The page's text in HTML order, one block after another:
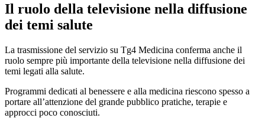
Il ruolo della televisione nella diffusione
dei temi salute
La trasmissione del servizio su Tg4 Medicina conferma anche il
ruolo sempre più importante della televisione nella diffusione dei
temi legati alla salute.
Programmi dedicati al benessere e alla medicina riescono spesso a
portare all’attenzione del grande pubblico pratiche, terapie e
approcci poco conosciuti.